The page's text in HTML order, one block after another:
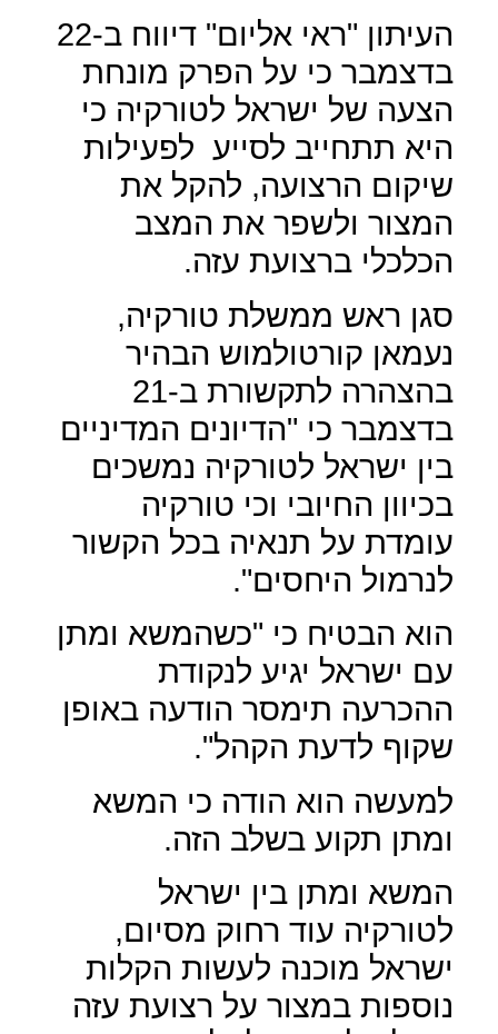
העיתון "ראי אליום" דיווח ב-22
בדצמבר כי על הפרק מונחת
הצעה של ישראל לטורקיה כי
היא תתחייב לסייע לפעילות
שיקום הרצועה, להקל את
המצור ולשפר את המצב
הכלכלי ברצועת עזה.
סגן ראש ממשלת טורקיה,
נעמאן קורטולמוש הבהיר
בהצהרה לתקשורת ב-21
בדצמבר כי "הדיונים המדיניים
בין ישראל לטורקיה נמשכים
בכיוון החיובי וכי טורקיה
עומדת על תנאיה בכל הקשור
לנרמול היחסים".
הוא הבטיח כי "כשהמשא ומתן
עם ישראל יגיע לנקודת
ההכרעה תימסר הודעה באופן
שקוף לדעת הקהל".
למעשה הוא הודה כי המשא
ומתן תקוע בשלב הזה.
המשא ומתן בין ישראל
לטורקיה עוד רחוק מסיום,
ישראל מוכנה לעשות הקלות
נוספות במצור על רצועת עזה